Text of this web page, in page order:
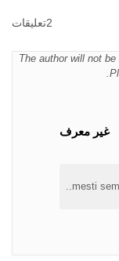
2تعليقات
The author will not
غير معرف
mesti